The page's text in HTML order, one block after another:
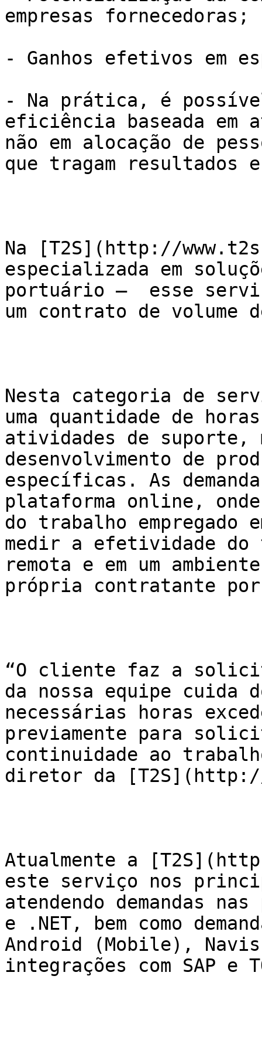
empresas fornecedoras;
- Ganhos efetivos em
- Na prática, é
eficiência baseada em
não em alocação de
que tragam resultados
Na [T2S](http://
especializada em
portuário –  esse
um contrato de volume
Nesta categoria de
uma quantidade de
atividades de suporte,
desenvolvimento de
específicas. As
plataforma online,
do trabalho empregado
medir a efetividade do
remota e em um
própria contratante por
“O cliente faz a
da nossa equipe cuida
necessárias horas
previamente para
continuidade ao
diretor da
Atualmente a
este serviço nos
atendendo demandas
e .NET, bem como
Android (Mobile),
integrações com SAP e